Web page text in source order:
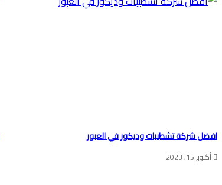
افضل شركة تشطيبات وديكور في العبور
أكتوبر 15, 2023